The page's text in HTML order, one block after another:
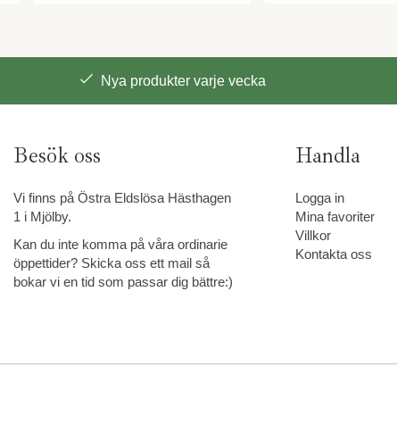
Nya produkter varje vecka
Besök oss
Vi finns på Östra Eldslösa Hästhagen
1 i Mjölby.
Kan du inte komma på våra ordinarie
öppettider? Skicka oss ett mail så
bokar vi en tid som passar dig bättre:)
Handla
Logga in
Mina favoriter
Villkor
Kontakta oss